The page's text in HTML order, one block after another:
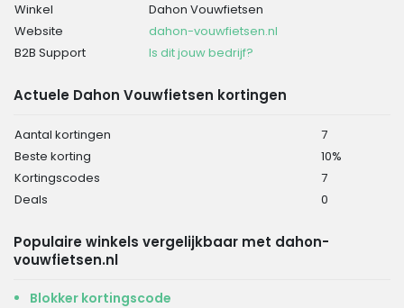
Winkel
Dahon Vouwfietsen
Website
dahon-vouwfietsen.nl
B2B Support
Is dit jouw bedrijf?
Actuele Dahon Vouwfietsen kortingen
Aantal kortingen
7
Beste korting
10%
Kortingscodes
7
Deals
0
Populaire winkels vergelijkbaar met dahon-
vouwfietsen.nl
Blokker kortingscode